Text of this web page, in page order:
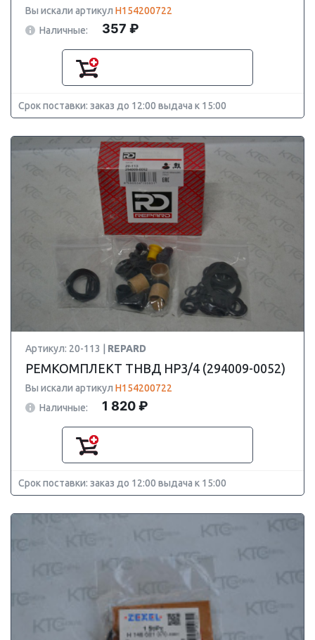
Вы искали артикул H154200722
Наличные:
357 ₽
Срок поставки: заказ до 12:00 выдача к 15:00
Артикул: 20-113 | REPARD
РЕМКОМПЛЕКТ ТНВД HP3/4 (294009-0052)
Вы искали артикул H154200722
Наличные:
1 820 ₽
Срок поставки: заказ до 12:00 выдача к 15:00